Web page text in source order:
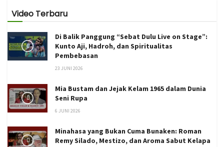
Video Terbaru
Di Balik Panggung “Sebat Dulu Live on Stage”:
Kunto Aji, Hadroh, dan Spiritualitas
Pembebasan
23 JUNI 2026
Mia Bustam dan Jejak Kelam 1965 dalam Dunia
Seni Rupa
6 JUNI 2026
Minahasa yang Bukan Cuma Bunaken: Roman
Remy Silado, Mestizo, dan Aroma Sabut Kelapa